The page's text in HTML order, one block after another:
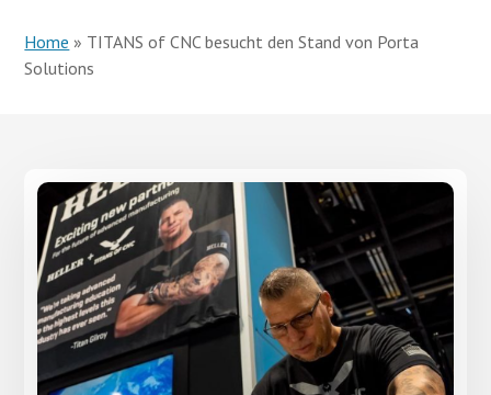
ohne
Stress,
Home » TITANS of CNC besucht den Stand von Porta
Solutions